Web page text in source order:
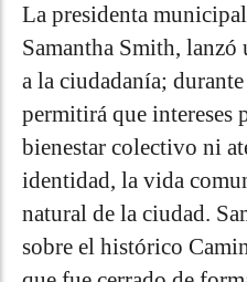
La presidenta
Samantha Smith, lanzó
a la ciudadanía;
permitirá que intereses
bienestar colectivo ni
identidad, la vida
natural de la ciudad.
sobre el histórico